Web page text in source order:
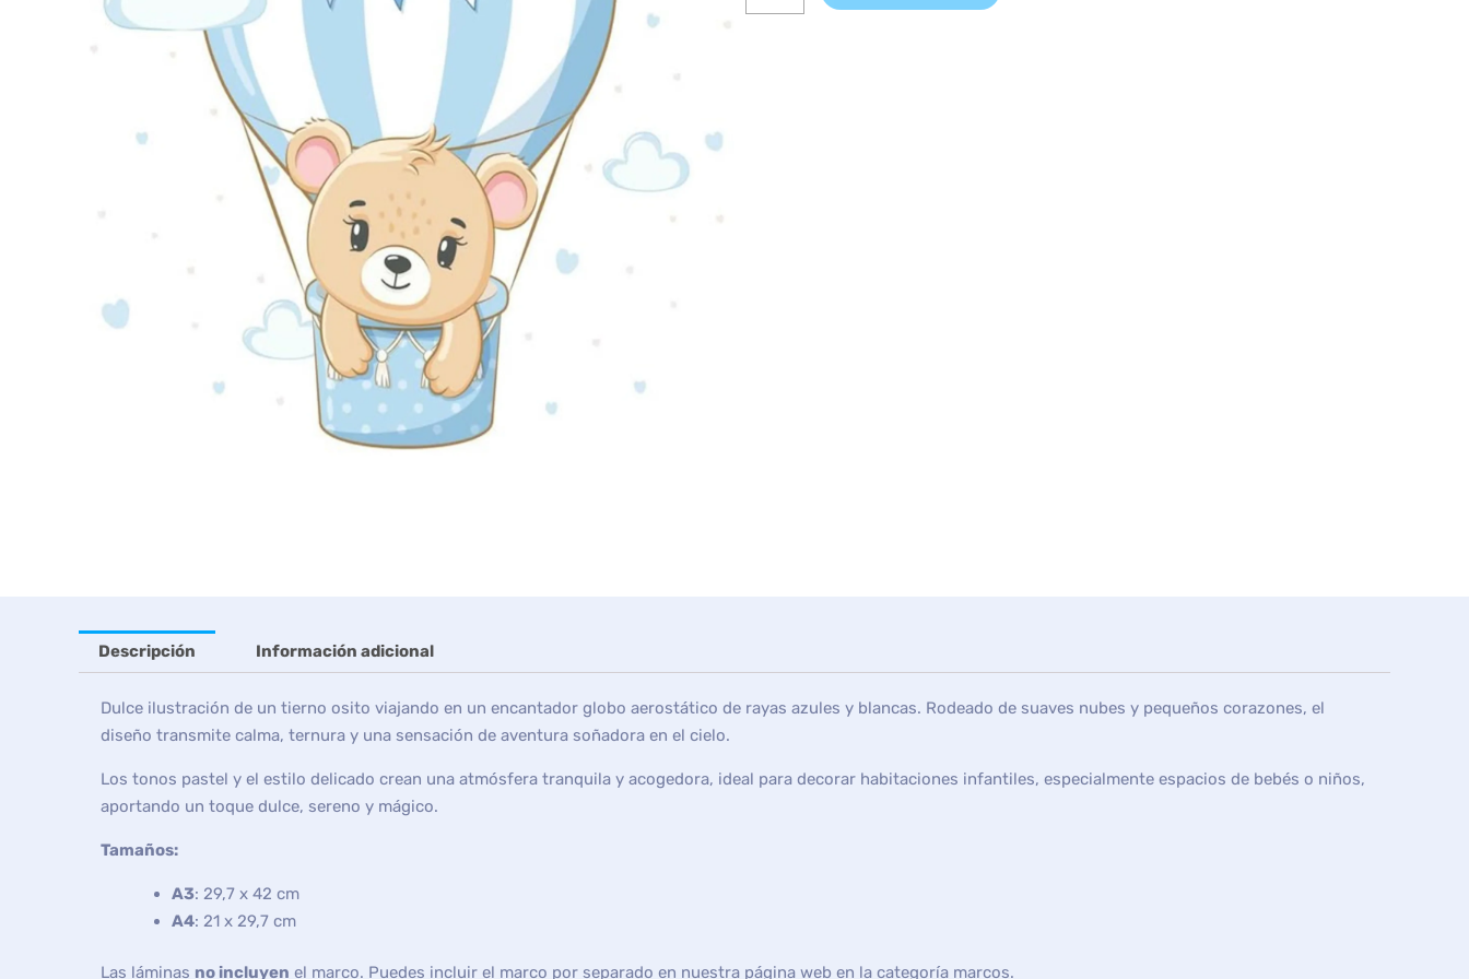
cantidad
Descripción Información adicional
Dulce ilustración de un tierno osito viajando en un encantador globo aerostático de rayas azules y blancas. Rodeado de suaves nubes y pequeños corazones, el
diseño transmite calma, ternura y una sensación de aventura soñadora en el cielo.
Los tonos pastel y el estilo delicado crean una atmósfera tranquila y acogedora, ideal para decorar habitaciones infantiles, especialmente espacios de bebés o niños,
aportando un toque dulce, sereno y mágico.
Tamaños:
A3: 29,7 x 42 cm
A4: 21 x 29,7 cm
Las láminas no incluyen el marco. Puedes incluir el marco por separado en nuestra página web en la categoría marcos.